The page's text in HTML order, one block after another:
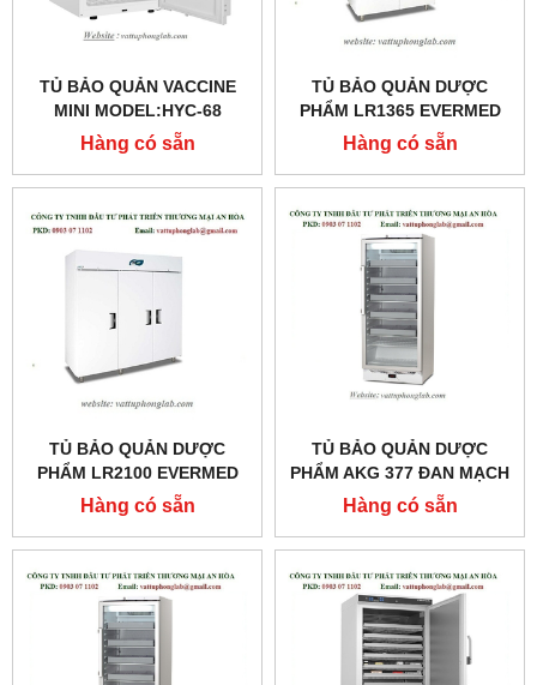
TỦ BẢO QUẢN VACCINE
MINI MODEL:HYC-68
Hàng có sẵn
TỦ BẢO QUẢN DƯỢC
PHẨM LR1365 EVERMED
MODEL:LR1365
Hàng có sẵn
TỦ BẢO QUẢN DƯỢC
PHẨM LR2100 EVERMED
MODEL:LR2100
Hàng có sẵn
TỦ BẢO QUẢN DƯỢC
PHẨM AKG 377 ĐAN MẠCH
MODEL:AKG 377
Hàng có sẵn